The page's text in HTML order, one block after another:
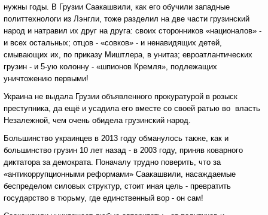
нужны годы. В Грузии Саакашвили, как его обучили западные
политтехнологи из Лэнгли, тоже разделил на две части грузинский
народ и натравил их друг на друга: своих сторонников «националов» -
и всех остальных; отцов - «совков» - и ненавидящих детей,
смывающих их, по приказу Миштлера, в унитаз; евроатлантических
грузин - и 5-ую колонну - «шпионов Кремля», подлежащих
уничтожению первыми!
Украина не выдала Грузии объявленного прокуратурой в розыск
преступника, да ещё и усадила его вместе со своей ратью во власть
Незалежной, чем очень обидела грузинский народ.
Большинство украинцев в 2013 году обманулось также, как и
большинство грузин 10 лет назад - в 2003 году, приняв коварного
диктатора за демократа. Поначалу трудно поверить, что за
«антикоррупционными реформами» Саакашвили, насаждаемые
беспределом силовых структур, стоит иная цель - превратить
государство в тюрьму, где единственный вор - он сам!